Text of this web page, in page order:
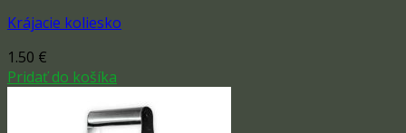
Krájacie koliesko
1.50 €
Pridať do košíka